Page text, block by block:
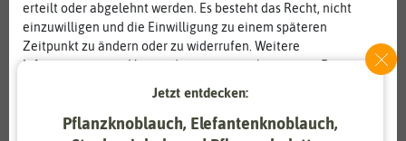
erteilt oder abgelehnt werden. Es besteht das Recht, nicht
einzuwilligen und die Einwilligung zu einem späteren
Zeitpunkt zu ändern oder zu widerrufen. Weitere
Informationen zur Verwendung personenbezogener Daten und
den Diensten erklären wir in unserer
Essenziell Statistik
Jetzt entdecken:
Pflanzknoblauch, Elefantenknoblauch,